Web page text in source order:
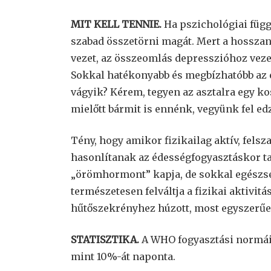
MIT KELL TENNIE. Ha pszichológiai
szabad összetörni magát. Mert a
vezet, az összeomlás depresszióhoz
Sokkal hatékonyabb és megbízhatóbb
vágyik? Kérem, tegyen az asztalra egy
mielőtt bármit is ennénk, vegyünk fel
Tény, hogy amikor fizikailag aktív,
hasonlítanak az édességfogyasztáskor
„örömhormont” kapja, de sokkal
természetesen felváltja a fizikai
hűtőszekrényhez húzott, most
STATISZTIKA. A WHO fogyasztási
mint 10%-át naponta.